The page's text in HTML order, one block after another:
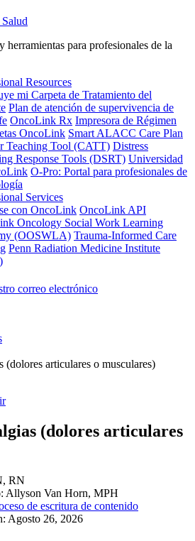
herramientas para profesionales de la
Resources
mi Carpeta de Tratamiento del
Plan de atención de supervivencia de
OncoLink Rx Impresora de Régimen
OncoLink Smart ALACC Care Plan
Teaching Tool (CATT) Distress
Response Tools (DSRT) Universidad
O-Pro: Portal para profesionales de
Services
con OncoLink OncoLink API
Oncology Social Work Learning
(OOSWLA) Trauma-Informed Care
Penn Radiation Medicine Institute
correo electrónico
(dolores articulares o musculares)
(dolores articulares
RN
Allyson Van Horn, MPH
de escritura de contenido
Agosto 26, 2026